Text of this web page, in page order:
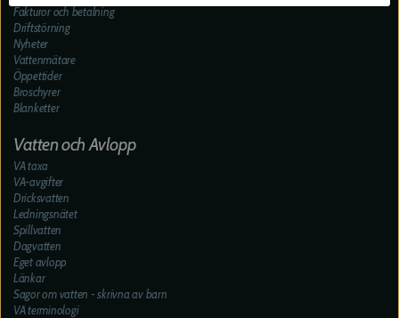
Fakturor och betalning
Driftstörning
Nyheter
Vattenmätare
Öppettider
Broschyrer
Blanketter
Vatten och Avlopp
VA taxa
VA-avgifter
Dricksvatten
Ledningsnätet
Spillvatten
Dagvatten
Eget avlopp
Länkar
Sagor om vatten - skrivna av barn
VA terminologi